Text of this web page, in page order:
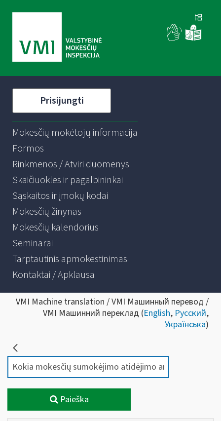
Prisijungti
Mokesčių mokėtojų informacija
Formos
Rinkmenos / Atviri duomenys
Skaičiuoklės ir pagalbininkai
Sąskaitos ir įmokų kodai
Mokesčių žinynas
Mokesčių kalendorius
Seminarai
Tarptautinis apmokestinimas
Kontaktai / Apklausa
VMI Machine translation / VMI Машинный перевод /
VMI Машинний переклад (English, Русский,
Українська)
Paieška